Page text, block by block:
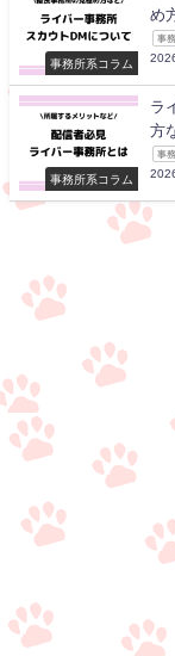
事務所系コラム
め
事
事務所系コラム
ラ
方
事